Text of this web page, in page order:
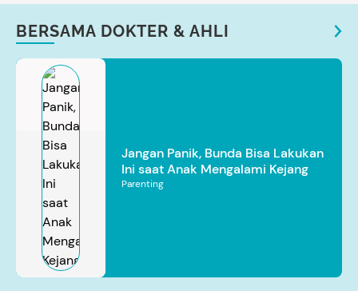
BERSAMA DOKTER & AHLI
Jangan Panik, Bunda Bisa Lakukan
Ini saat Anak Mengalami Kejang
Parenting